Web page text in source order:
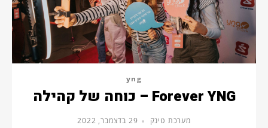
yng
Forever YNG – כוחה של קהילה
מערכת טינק 29 בדצמבר, 2022